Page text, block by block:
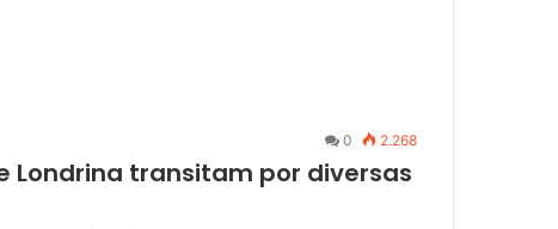
0 2.268
Londrina transitam por diversas